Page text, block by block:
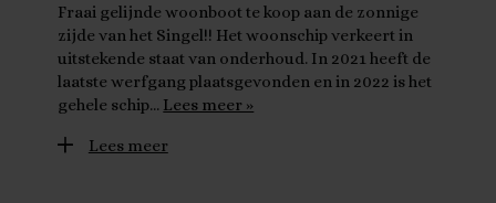
Fraai gelijnde woonboot te koop aan de zonnige
zijde van het Singel!! Het woonschip verkeert in
uitstekende staat van onderhoud. In 2021 heeft de
laatste werfgang plaatsgevonden en in 2022 is het
gehele schip… Lees meer »
Lees meer